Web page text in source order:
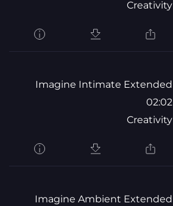
Creativity
Imagine Intimate Extended
02:02
Creativity
Imagine Ambient Extended